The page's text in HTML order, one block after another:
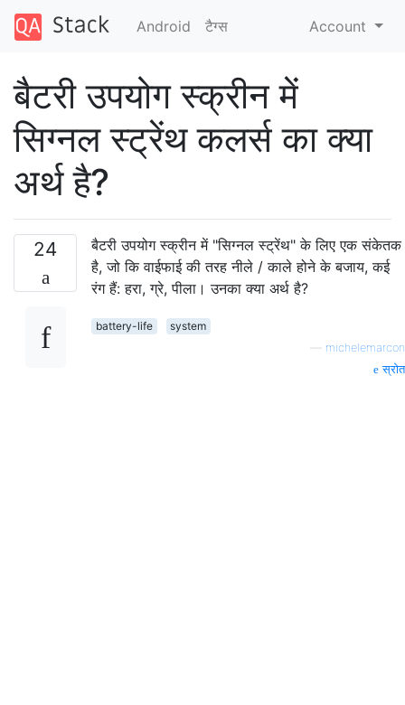
Android टैग्‍स Account
बैटरी उपयोग स्क्रीन में
सिग्नल स्ट्रेंथ कलर्स का क्या
अर्थ है?
24
बैटरी उपयोग स्क्रीन में "सिग्नल स्ट्रेंथ" के लिए एक संकेतक
है, जो कि वाईफाई की तरह नीले / काले होने के बजाय, कई
रंग हैं: हरा, ग्रे, पीला। उनका क्या अर्थ है?
battery-life
system
michelemarcon
स्रोत